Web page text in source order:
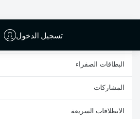
تسجيل الدخول
البطاقات الصفراء
المشاركات
الانطلاقات السريعة